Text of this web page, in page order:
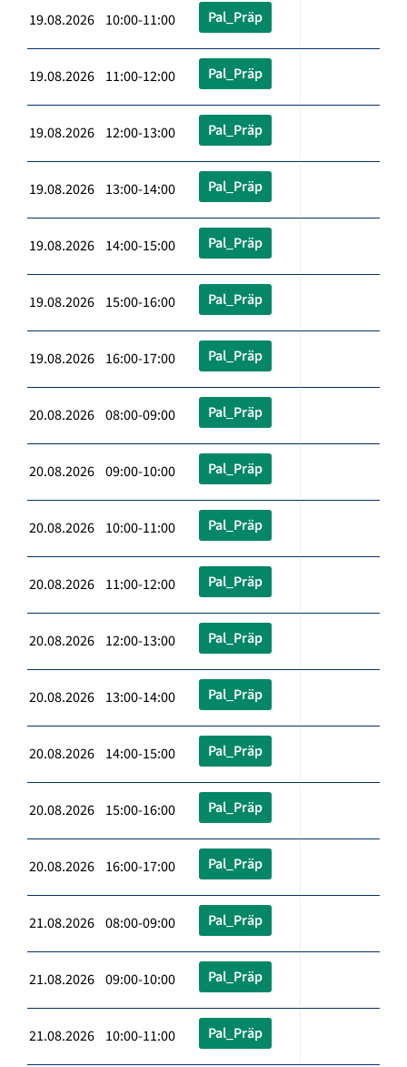
19.08.2026 10:00-11:00 Pal_Präp
19.08.2026 11:00-12:00 Pal_Präp
19.08.2026 12:00-13:00 Pal_Präp
19.08.2026 13:00-14:00 Pal_Präp
19.08.2026 14:00-15:00 Pal_Präp
19.08.2026 15:00-16:00 Pal_Präp
19.08.2026 16:00-17:00 Pal_Präp
20.08.2026 08:00-09:00 Pal_Präp
20.08.2026 09:00-10:00 Pal_Präp
20.08.2026 10:00-11:00 Pal_Präp
20.08.2026 11:00-12:00 Pal_Präp
20.08.2026 12:00-13:00 Pal_Präp
20.08.2026 13:00-14:00 Pal_Präp
20.08.2026 14:00-15:00 Pal_Präp
20.08.2026 15:00-16:00 Pal_Präp
20.08.2026 16:00-17:00 Pal_Präp
21.08.2026 08:00-09:00 Pal_Präp
21.08.2026 09:00-10:00 Pal_Präp
21.08.2026 10:00-11:00 Pal_Präp